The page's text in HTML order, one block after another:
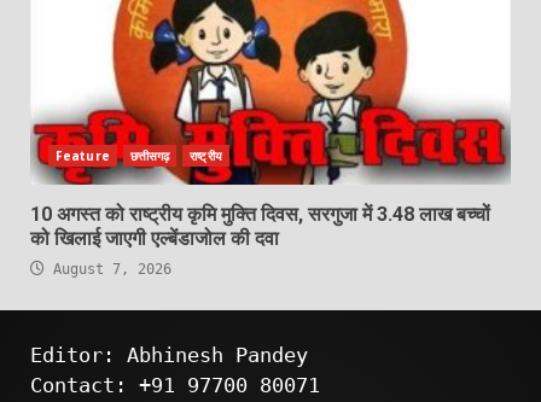
Feature छत्तीसगढ़ राष्ट्रीय
10 अगस्त को राष्ट्रीय कृमि मुक्ति दिवस, सरगुजा में 3.48 लाख बच्चों
को खिलाई जाएगी एल्बेंडाजोल की दवा
August 7, 2026
Editor: Abhinesh Pandey
Contact: +91 97700 80071